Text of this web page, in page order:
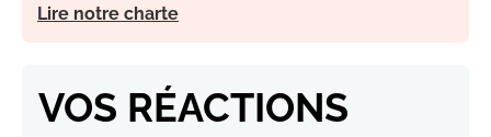
Lire notre charte
VOS RÉACTIONS